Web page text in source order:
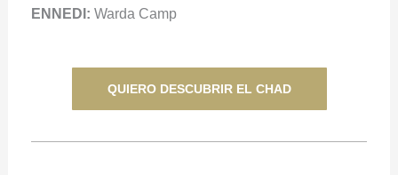
ENNEDI: Warda Camp
QUIERO DESCUBRIR EL CHAD